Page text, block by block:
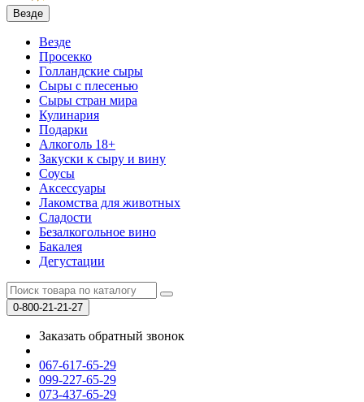
Везде
Везде
Просекко
Голландские сыры
Сыры с плесенью
Сыры стран мира
Кулинария
Подарки
Алкоголь 18+
Закуски к сыру и вину
Соусы
Аксессуары
Лакомства для животных
Сладости
Безалкогольное вино
Бакалея
Дегустации
0-800-21-21-27
Заказать обратный звонок
067-617-65-29
099-227-65-29
073-437-65-29